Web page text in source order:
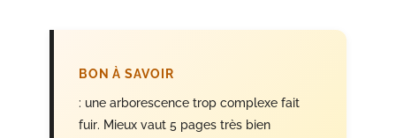
BON À SAVOIR
: une arborescence trop complexe fait
fuir. Mieux vaut 5 pages très bien